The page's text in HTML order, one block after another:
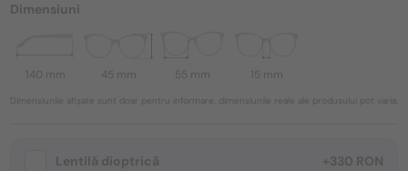
Dimensiuni
140 mm 45 mm 55 mm 15 mm
Dimensiunile afișate sunt doar pentru informare, dimensiunile reale ale produsului pot varia.
Lentilă dioptrică +330 RON